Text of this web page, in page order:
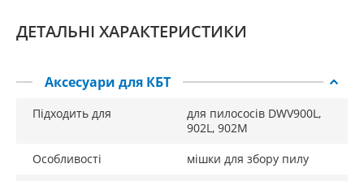
ДЕТАЛЬНІ ХАРАКТЕРИСТИКИ
Аксесуари для КБТ
Підходить для
для пилососів DWV900L,
902L, 902M
Особливості
мішки для збору пилу